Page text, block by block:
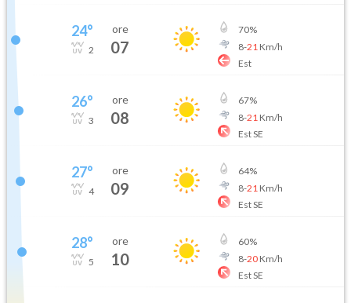
24°
2
ore
07
70%
8-21 Km/h
Est
26°
3
ore
08
67%
8-21 Km/h
Est SE
27°
4
ore
09
64%
8-21 Km/h
Est SE
28°
5
ore
10
60%
8-20Km/h
Est SE